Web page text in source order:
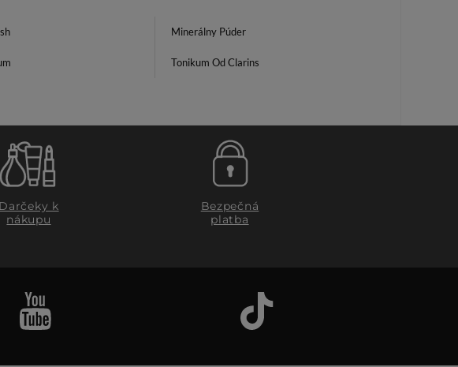
Minerálny Púder
Tonikum Od Clarins
Darčeky k
nákupu
Bezpečná
platba